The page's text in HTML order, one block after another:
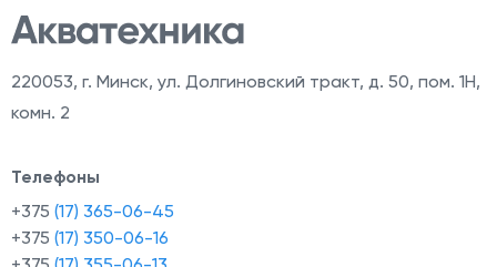
220053, г. Минск, ул. Долгиновский тракт, д. 50, пом. 1Н,
комн. 2
Телефоны
+375 (17) 365-06-45
+375 (17) 350-06-16